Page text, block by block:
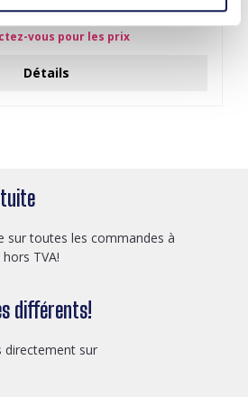
vous pour les prix
Détails
sur toutes les commandes à
TVA!
différents!
directement sur